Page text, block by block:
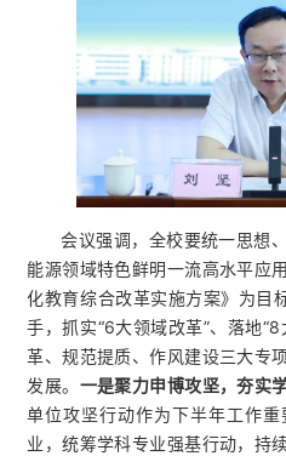
会议强调，全校要统一思想
能源领域特色鲜明一流高水平应
化教育综合改革实施方案》为目
手，抓实“6大领域改革”、落地
革、规范提质、作风建设三大专
发展。 一是聚力申博攻坚，夯实
单位攻坚行动作为下半年工作
业，统筹学科专业强基行动，持